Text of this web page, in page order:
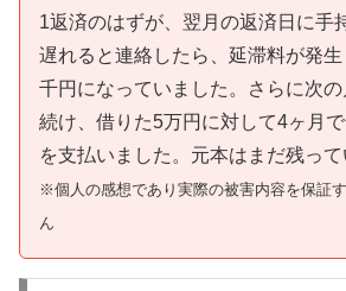
1返済のはずが、翌月の返済日に手
遅れると連絡したら、延滞料が発
千円になっていました。さらに次の
続け、借りた5万円に対して4ヶ月
を支払いました。元本はまだ残って
※個人の感想であり実際の被害内容を保証
ん